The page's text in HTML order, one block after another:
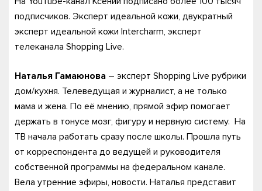
подписчиков. Эксперт идеальной кожи, двукратный
эксперт идеальной кожи Intercharm, эксперт
телеканала Shopping Live.
Наталья Гамаюнова – эксперт Shopping Live рубрики
дом/кухня. Телеведущая и журналист, а не только
мама и жена. По её мнению, прямой эфир помогает
держать в тонусе мозг, фигуру и нервную систему. На
ТВ начала работать сразу после школы. Прошла путь
от корреспондента до ведущей и руководителя
собственной программы на федеральном канале.
Вела утренние эфиры, новости. Наталья представит